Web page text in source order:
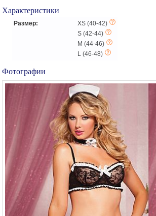
Характеристики
Размер:
XS (40-42)
S (42-44)
M (44-46)
L (46-48)
Фотографии